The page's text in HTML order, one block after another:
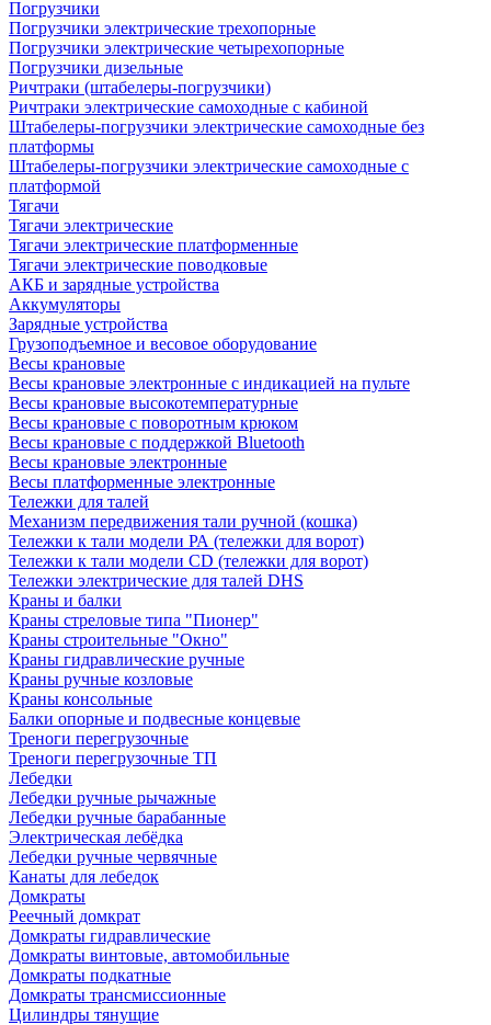
Погрузчики
Погрузчики электрические трехопорные
Погрузчики электрические четырехопорные
Погрузчики дизельные
Ричтраки (штабелеры-погрузчики)
Ричтраки электрические самоходные с кабиной
Штабелеры-погрузчики электрические самоходные без
платформы
Штабелеры-погрузчики электрические самоходные с
платформой
Тягачи
Тягачи электрические
Тягачи электрические платформенные
Тягачи электрические поводковые
АКБ и зарядные устройства
Аккумуляторы
Зарядные устройства
Грузоподъемное и весовое оборудование
Весы крановые
Весы крановые электронные с индикацией на пульте
Весы крановые высокотемпературные
Весы крановые с поворотным крюком
Весы крановые с поддержкой Bluetooth
Весы крановые электронные
Весы платформенные электронные
Тележки для талей
Механизм передвижения тали ручной (кошка)
Тележки к тали модели РА (тележки для ворот)
Тележки к тали модели CD (тележки для ворот)
Тележки электрические для талей DHS
Краны и балки
Краны стреловые типа "Пионер"
Краны строительные "Окно"
Краны гидравлические ручные
Краны ручные козловые
Краны консольные
Балки опорные и подвесные концевые
Треноги перегрузочные
Треноги перегрузочные ТП
Лебедки
Лебедки ручные рычажные
Лебедки ручные барабанные
Электрическая лебёдка
Лебедки ручные червячные
Канаты для лебедок
Домкраты
Реечный домкрат
Домкраты гидравлические
Домкраты винтовые, автомобильные
Домкраты подкатные
Домкраты трансмиссионные
Цилиндры тянущие